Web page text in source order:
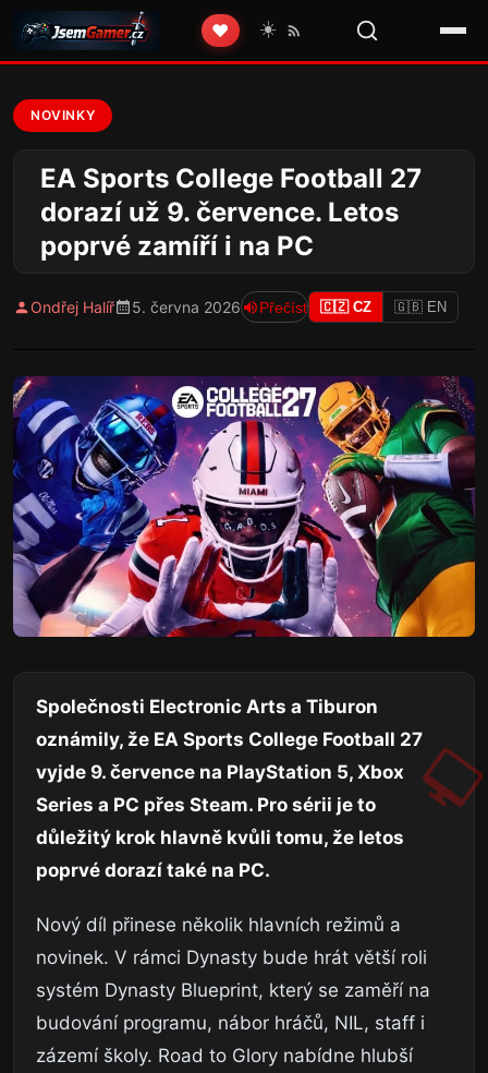
❤️ ☀️
NOVINKY
EA Sports College Football 27
dorazí už 9. července. Letos
poprvé zamíří i na PC
Ondřej Halíř 5. června 2026 Přečíst 🇨🇿 CZ 🇬🇧 EN
Společnosti Electronic Arts a Tiburon
oznámily, že EA Sports College Football 27
vyjde 9. července na PlayStation 5, Xbox
Series a PC přes Steam. Pro sérii je to
důležitý krok hlavně kvůli tomu, že letos
poprvé dorazí také na PC.
Nový díl přinese několik hlavních režimů a
novinek. V rámci Dynasty bude hrát větší roli
systém Dynasty Blueprint, který se zaměří na
budování programu, nábor hráčů, NIL, staff i
zázemí školy. Road to Glory nabídne hlubší